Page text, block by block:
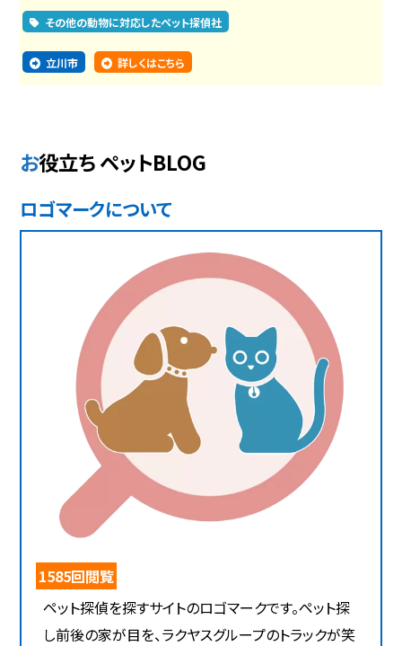
その他の動物に対応したペット探偵社
立川市 詳しくはこちら
お役立ち ペットBLOG
ロゴマークについて
1585回閲覧
ペット探偵を探すサイトのロゴマークです。ペット探
し前後の家が目を、ラクヤスグループのトラックが笑